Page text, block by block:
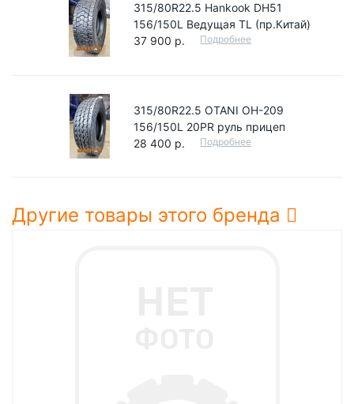
315/80R22.5 Hankook DH51
156/150L Ведущая TL (пр.Китай)
37 900 р.
Подробнее
315/80R22.5 OTANI OH-209
156/150L 20PR руль прицеп
28 400 р.
Подробнее
Другие товары этого бренда